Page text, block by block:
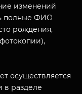
изменений
полные ФИО
рождения,
осуществляется
в разделе